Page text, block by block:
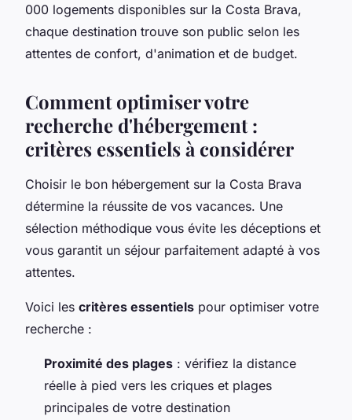
000 logements disponibles sur la Costa Brava,
chaque destination trouve son public selon les
attentes de confort, d'animation et de budget.
Comment optimiser votre
recherche d'hébergement :
critères essentiels à considérer
Choisir le bon hébergement sur la Costa Brava
détermine la réussite de vos vacances. Une
sélection méthodique vous évite les déceptions et
vous garantit un séjour parfaitement adapté à vos
attentes.
Voici les critères essentiels pour optimiser votre
recherche :
Proximité des plages : vérifiez la distance
réelle à pied vers les criques et plages
principales de votre destination